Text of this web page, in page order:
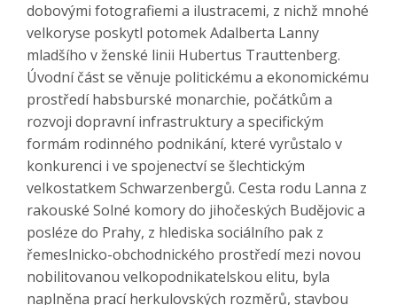
dobovými fotografiemi a ilustracemi, z nichž mnohé
velkoryse poskytl potomek Adalberta Lanny
mladšího v ženské linii Hubertus Trauttenberg.
Úvodní část se věnuje politickému a ekonomickému
prostředí habsburské monarchie, počátkům a
rozvoji dopravní infrastruktury a specifickým
formám rodinného podnikání, které vyrůstalo v
konkurenci i ve spojenectví se šlechtickým
velkostatkem Schwarzenbergů. Cesta rodu Lanna z
rakouské Solné komory do jihočeských Budějovic a
posléze do Prahy, z hlediska sociálního pak z
řemeslnicko-obchodnického prostředí mezi novou
nobilitovanou velkopodnikatelskou elitu, byla
naplněna prací herkulovských rozměrů, stavbou